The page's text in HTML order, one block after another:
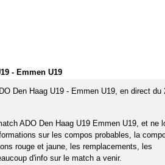
- Emmen U19
Den Haag U19 - Emmen U19, en direct du
ADO Den Haag U19 Emmen U19, et ne
sur les compos probables, la
rouge et jaune, les remplacements, les
d'info sur le match a venir.